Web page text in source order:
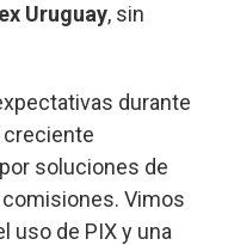
Uruguay, sin
durante
creciente
soluciones de
Vimos
uso de PIX y una